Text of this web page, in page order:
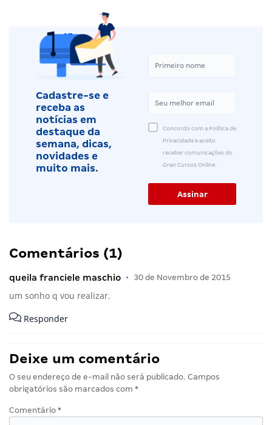
Cadastre-se e
receba as
notícias em
destaque da
semana, dicas,
novidades e
muito mais.
Concordo com a Política de
Privacidade e aceito
receber comunicações do
Gran Cursos Online.
Comentários (1)
queila franciele maschio • 30 de Novembro de 2015
um sonho q vou realizar.
Responder
Deixe um comentário
O seu endereço de e-mail não será publicado. Campos
obrigatórios são marcados com *
Comentário *